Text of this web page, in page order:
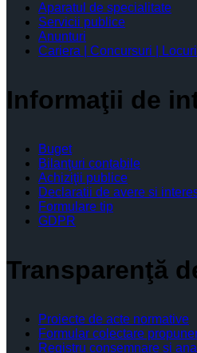
Aparatul de specialitate
Servicii publice
Anunturi
Cariera | Concursuri |
Informaţii de
Buget
Bilanţuri contabile
Achiziţii publice
Declaratii de avere si
Formulare tip
GDPR
Transparenţă
Proiecte de acte normative
Formular colectare
Registru consemnare si